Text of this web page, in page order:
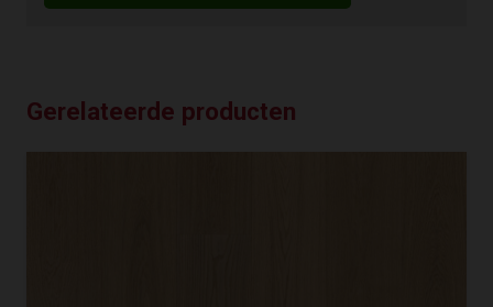
Gerelateerde producten